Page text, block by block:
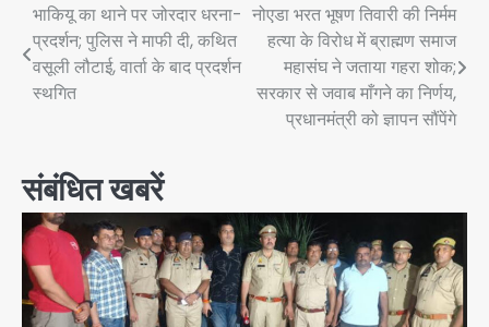
Post
navigation
भाकियू का थाने पर जोरदार धरना-
प्रदर्शन; पुलिस ने माफी दी, कथित
वसूली लौटाई, वार्ता के बाद प्रदर्शन
स्थगित
नोएडा भरत भूषण तिवारी की निर्मम
हत्या के विरोध में ब्राह्मण समाज
महासंघ ने जताया गहरा शोक;
सरकार से जवाब माँगने का निर्णय,
प्रधानमंत्री को ज्ञापन सौंपेंगे
संबंधित खबरें